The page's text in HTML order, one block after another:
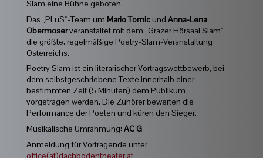
Slam eine Bühne geboten.
Das „PLuS“-Team um Mario Tomicund Anna-Lena
Obermoserveranstaltet mit dem „Grazer Hörsaal Slam“
die größte, regelmäßige Poetry-Slam-Veranstaltung
Österreichs.
Poetry Slam ist ein literarischer Vortragswettbewerb, bei
dem selbstgeschriebene Texte innerhalb einer
bestimmten Zeit (5 Minuten) dem Publikum
vorgetragen werden. Die Zuhörer bewerten die
Performance der Poeten und küren den Sieger.
Musikalische Umrahmung: AC G
Anmeldung für Vortragende unter
office(at)dachbodentheater.at